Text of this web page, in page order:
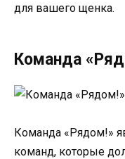
для вашего щенка.
Команда
Команда «Рядом!»
команд, которые